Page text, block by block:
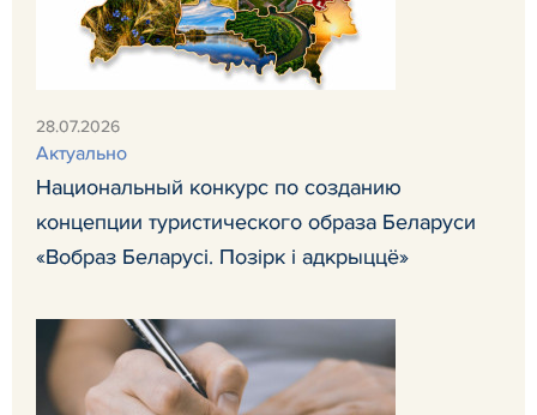
28.07.2026
Актуально
Национальный конкурс по созданию
концепции туристического образа Беларуси
«Вобраз Беларусi. Позiрк i адкрыццё»